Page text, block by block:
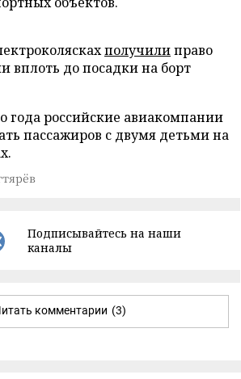
получилиправо
вплоть до посадки на борт
года российские авиакомпании
пассажиров с двумя детьми на
Подписывайтесь на наши
каналы
комментарии (3)